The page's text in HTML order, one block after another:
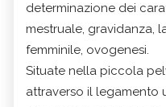
determinazione dei
mestruale, gravidanza,
femminile, ovogenesi.
Situate nella piccola
attraverso il legamento